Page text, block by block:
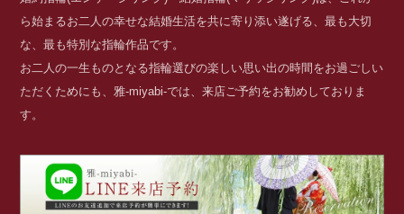
ら始まるお二人の幸せな結婚生活を共に寄り添い遂げる、最も大切
な、最も特別な指輪作品です。
お二人の一生ものとなる指輪選びの楽しい思い出の時間をお過ごしい
ただくためにも、雅-miyabi-では、来店ご予約をお勧めしておりま
す。